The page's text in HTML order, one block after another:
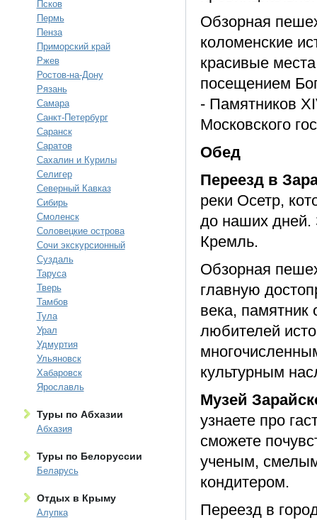
Псков
Пермь
Пенза
Приморский край
Ржев
Ростов-на-Дону
Рязань
Самара
Санкт-Петербург
Саранск
Саратов
Сахалин и Курилы
Селигер
Северный Кавказ
Сибирь
Смоленск
Соловецкие острова
Сочи экскурсионный
Суздаль
Таруса
Тверь
Тамбов
Тула
Урал
Удмуртия
Ульяновск
Хабаровск
Ярославль
Туры по Абхазии
Абхазия
Туры по Белоруссии
Беларусь
Отдых в Крыму
Алупка
Обзорная
коломенские
красивые
посещением
- Памятников
Московского
Обед
Переезд в
реки Осетр,
до наших дней.
Кремль.
Обзорная
главную
века, памятник
любителей
культурным
Музей
узнаете про
сможете
ученым,
кондитером.
Переезд в